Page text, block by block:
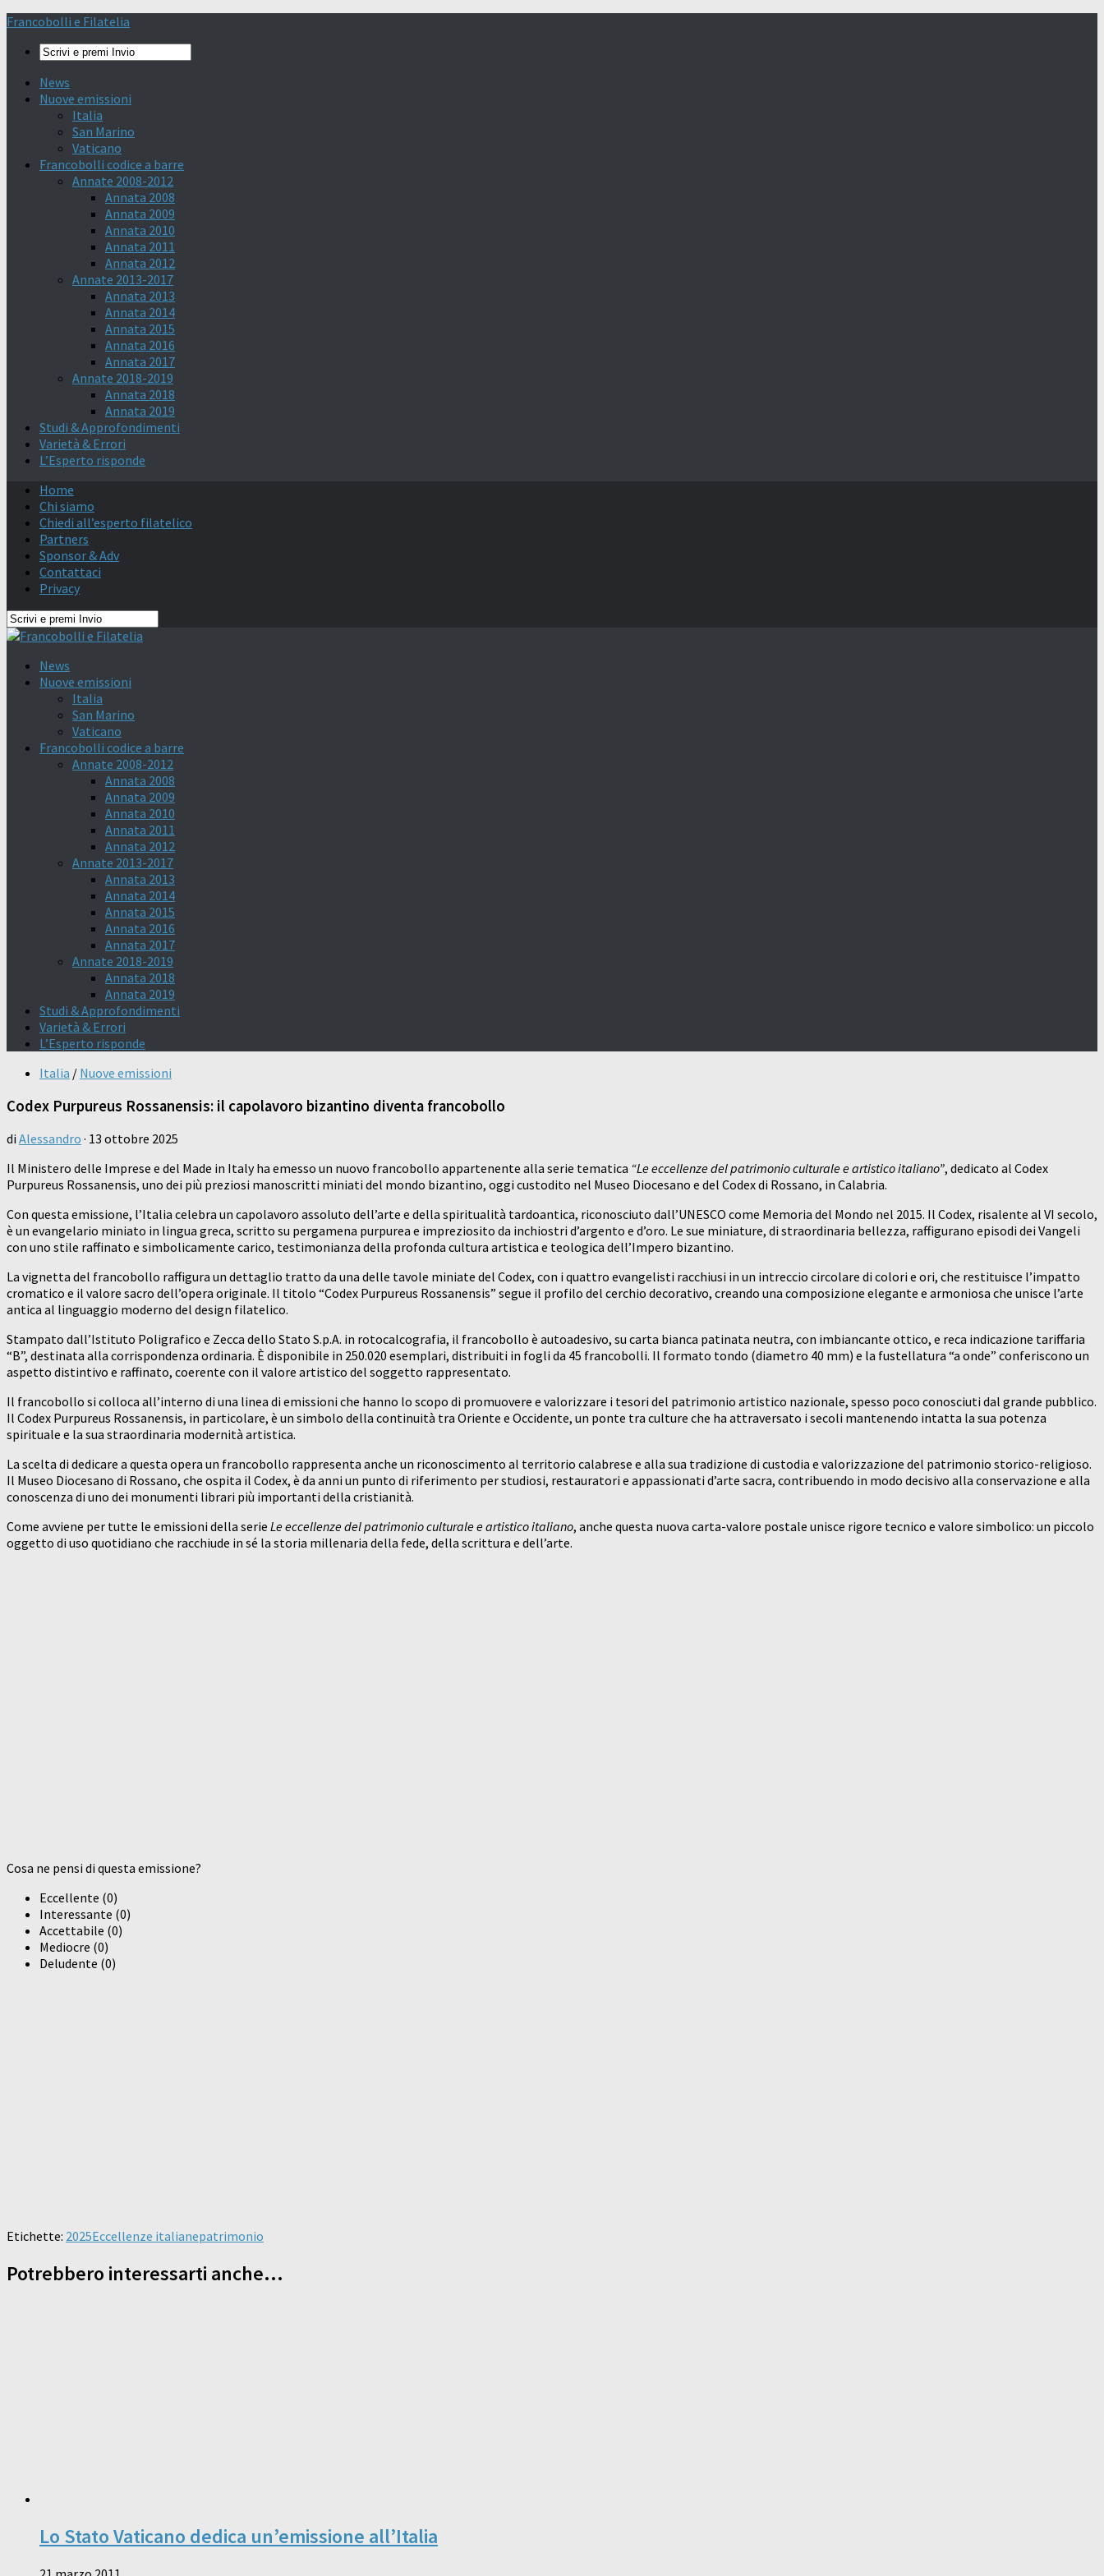
Francobolli e Filatelia
News
Nuove emissioni
Italia
San Marino
Vaticano
Francobolli codice a barre
Annate 2008-2012
Annata 2008
Annata 2009
Annata 2010
Annata 2011
Annata 2012
Annate 2013-2017
Annata 2013
Annata 2014
Annata 2015
Annata 2016
Annata 2017
Annate 2018-2019
Annata 2018
Annata 2019
Studi & Approfondimenti
Varietà & Errori
L’Esperto risponde
Home
Chi siamo
Chiedi all’esperto filatelico
Partners
Sponsor & Adv
Contattaci
Privacy
News
Nuove emissioni
Italia
San Marino
Vaticano
Francobolli codice a barre
Annate 2008-2012
Annata 2008
Annata 2009
Annata 2010
Annata 2011
Annata 2012
Annate 2013-2017
Annata 2013
Annata 2014
Annata 2015
Annata 2016
Annata 2017
Annate 2018-2019
Annata 2018
Annata 2019
Studi & Approfondimenti
Varietà & Errori
L’Esperto risponde
Italia / Nuove emissioni
Codex Purpureus Rossanensis: il capolavoro bizantino diventa francobollo
di Alessandro · 13 ottobre 2025
Il Ministero delle Imprese e del Made in Italy ha emesso un nuovo francobollo appartenente alla serie tematica “Le eccellenze del patrimonio culturale e artistico italiano”, dedicato al Codex
Purpureus Rossanensis, uno dei più preziosi manoscritti miniati del mondo bizantino, oggi custodito nel Museo Diocesano e del Codex di Rossano, in Calabria.
Con questa emissione, l’Italia celebra un capolavoro assoluto dell’arte e della spiritualità tardoantica, riconosciuto dall’UNESCO come Memoria del Mondo nel 2015. Il Codex, risalente al VI secolo,
è un evangelario miniato in lingua greca, scritto su pergamena purpurea e impreziosito da inchiostri d’argento e d’oro. Le sue miniature, di straordinaria bellezza, raffigurano episodi dei Vangeli
con uno stile raffinato e simbolicamente carico, testimonianza della profonda cultura artistica e teologica dell’Impero bizantino.
La vignetta del francobollo raffigura un dettaglio tratto da una delle tavole miniate del Codex, con i quattro evangelisti racchiusi in un intreccio circolare di colori e ori, che restituisce l’impatto
cromatico e il valore sacro dell’opera originale. Il titolo “Codex Purpureus Rossanensis” segue il profilo del cerchio decorativo, creando una composizione elegante e armoniosa che unisce l’arte
antica al linguaggio moderno del design filatelico.
Stampato dall’Istituto Poligrafico e Zecca dello Stato S.p.A. in rotocalcografia, il francobollo è autoadesivo, su carta bianca patinata neutra, con imbiancante ottico, e reca indicazione tariffaria
“B”, destinata alla corrispondenza ordinaria. È disponibile in 250.020 esemplari, distribuiti in fogli da 45 francobolli. Il formato tondo (diametro 40 mm) e la fustellatura “a onde” conferiscono un
aspetto distintivo e raffinato, coerente con il valore artistico del soggetto rappresentato.
Il francobollo si colloca all’interno di una linea di emissioni che hanno lo scopo di promuovere e valorizzare i tesori del patrimonio artistico nazionale, spesso poco conosciuti dal grande pubblico.
Il Codex Purpureus Rossanensis, in particolare, è un simbolo della continuità tra Oriente e Occidente, un ponte tra culture che ha attraversato i secoli mantenendo intatta la sua potenza
spirituale e la sua straordinaria modernità artistica.
La scelta di dedicare a questa opera un francobollo rappresenta anche un riconoscimento al territorio calabrese e alla sua tradizione di custodia e valorizzazione del patrimonio storico-religioso.
Il Museo Diocesano di Rossano, che ospita il Codex, è da anni un punto di riferimento per studiosi, restauratori e appassionati d’arte sacra, contribuendo in modo decisivo alla conservazione e alla
conoscenza di uno dei monumenti librari più importanti della cristianità.
Come avviene per tutte le emissioni della serie Le eccellenze del patrimonio culturale e artistico italiano, anche questa nuova carta-valore postale unisce rigore tecnico e valore simbolico: un piccolo
oggetto di uso quotidiano che racchiude in sé la storia millenaria della fede, della scrittura e dell’arte.
Cosa ne pensi di questa emissione?
Eccellente (0)
Interessante (0)
Accettabile (0)
Mediocre (0)
Deludente (0)
Etichette: 2025Eccellenze italianepatrimonio
Potrebbero interessarti anche...
Lo Stato Vaticano dedica un’emissione all’Italia